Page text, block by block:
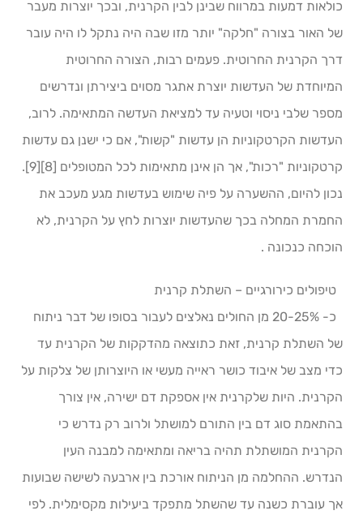
כולאות דמעות במרווח שבינן לבין הקרנית, ובכך יוצרות מעבר
של האור בצורה "חלקה" יותר מזו שבה היה נתקל לו היה עובר
דרך הקרנית החרוטית. פעמים רבות, הצורה החרוטית
המיוחדת של העדשות יוצרת אתגר מסוים ביצירתן ונדרשים
מספר שלבי ניסוי וטעיה עד למציאת העדשה המתאימה. לרוב,
העדשות הקרטקוניות הן עדשות "קשות", אם כי ישנן גם עדשות
קרטקוניות "רכות", אך הן אינן מתאימות לכל המטופלים [8][9].
נכון להיום, ההשערה על פיה שימוש בעדשות מגע מעכב את
החמרת המחלה בכך שהעדשות יוצרות לחץ על הקרנית, לא
הוכחה כנכונה .
טיפולים כירורגיים – השתלת קרנית
כ- 20-25% מן החולים נאלצים לעבור בסופו של דבר ניתוח
של השתלת קרנית, זאת כתוצאה מהדקקות של הקרנית עד
כדי מצב של איבוד כושר ראייה מעשי או היוצרותן של צלקות על
הקרנית. היות שלקרנית אין אספקת דם ישירה, אין צורך
בהתאמת סוג דם בין התורם למושתל ולרוב רק נדרש כי
הקרנית המושתלת תהיה בריאה ומתאימה למבנה העין
הנדרש. ההחלמה מן הניתוח אורכת בין ארבעה לשישה שבועות
אך עוברת כשנה עד שהשתל מתפקד ביעילות מקסימלית. לפי